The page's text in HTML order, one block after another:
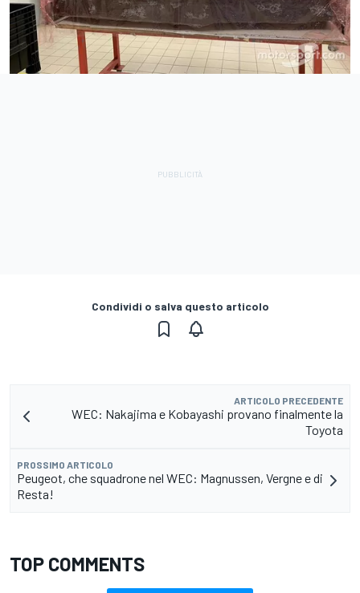
Condividi o salva questo articolo
ARTICOLO PRECEDENTE
WEC: Nakajima e Kobayashi provano finalmente la
Toyota
PROSSIMO ARTICOLO
Peugeot, che squadrone nel WEC: Magnussen, Vergne e di
Resta!
TOP COMMENTS